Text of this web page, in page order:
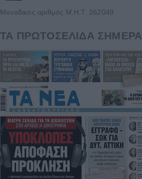
Μοναδικός αριθμός Μ.Η.Τ. 262048
ΤΑ ΠΡΩΤΟΣΕΛΙΔΑ ΣΗΜΕΡΑ